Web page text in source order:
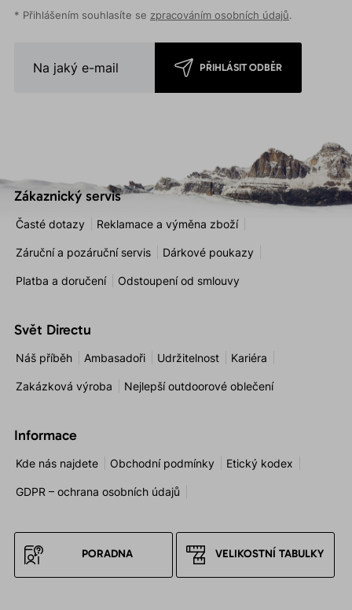
* Přihlášením souhlasíte se zpracováním osobních údajů.
PŘIHLÁSIT ODBĚR
Zákaznický servis
Časté dotazy Reklamace a výměna zboží
Záruční a pozáruční servis Dárkové poukazy
Platba a doručení Odstoupení od smlouvy
Svět Directu
Náš příběh Ambasadoři Udržitelnost Kariéra
Zakázková výroba Nejlepší outdoorové oblečení
Informace
Kde nás najdete Obchodní podmínky Etický kodex
GDPR – ochrana osobních údajů
PORADNA VELIKOSTNÍ TABULKY